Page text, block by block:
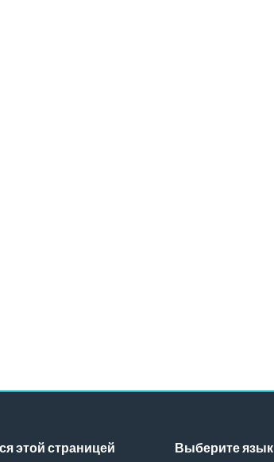
этой страницей Выберите язык